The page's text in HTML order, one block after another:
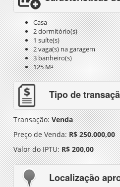
Casa
2 dormitório(s)
1 suíte(s)
2 vaga(s) na garagem
3 banheiro(s)
125 M²
Tipo de
Transação:Venda
Preço de Venda:R$ 250.000,00
Valor do IPTU:R$ 200,00
Localização